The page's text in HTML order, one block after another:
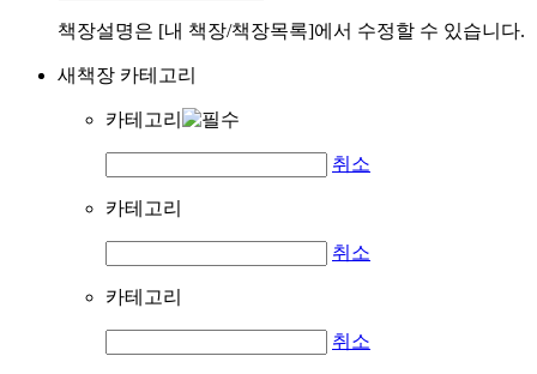
책장설명은 [내 책장/책장목록]에서 수정할 수 있습니다.
새책장 카테고리
카테고리
취소
카테고리
취소
카테고리
취소